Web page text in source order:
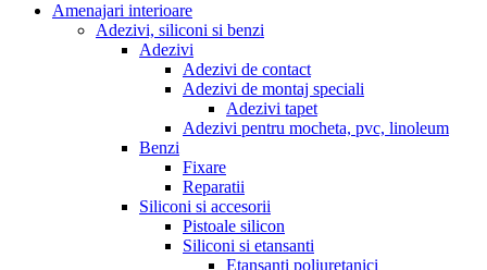
Amenajari interioare
Adezivi, siliconi si benzi
Adezivi
Adezivi de contact
Adezivi de montaj speciali
Adezivi tapet
Adezivi pentru mocheta, pvc, linoleum
Benzi
Fixare
Reparatii
Siliconi si accesorii
Pistoale silicon
Siliconi si etansanti
Etansanti poliuretanici